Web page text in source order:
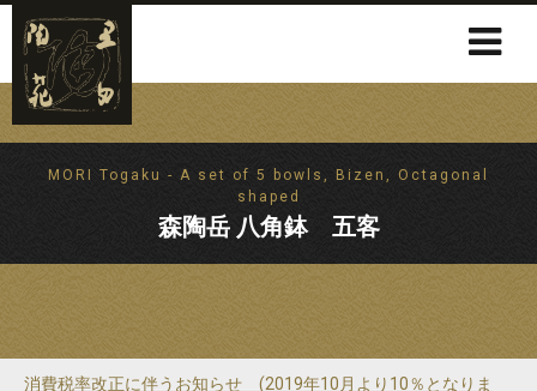
MORI Togaku - A set of 5 bowls, Bizen, Octagonal
shaped
森陶岳 八角鉢 五客
消費税率改正に伴うお知らせ (2019年10月より10％となりま